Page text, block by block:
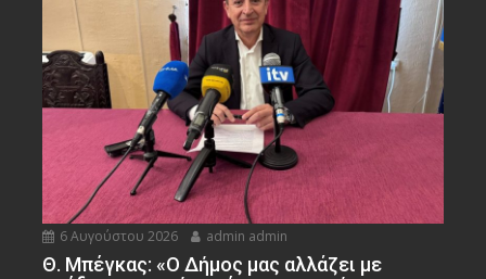
6 Αυγούστου 2026 admin admin
Θ. Μπέγκας: «Ο Δήμος μας αλλάζει με